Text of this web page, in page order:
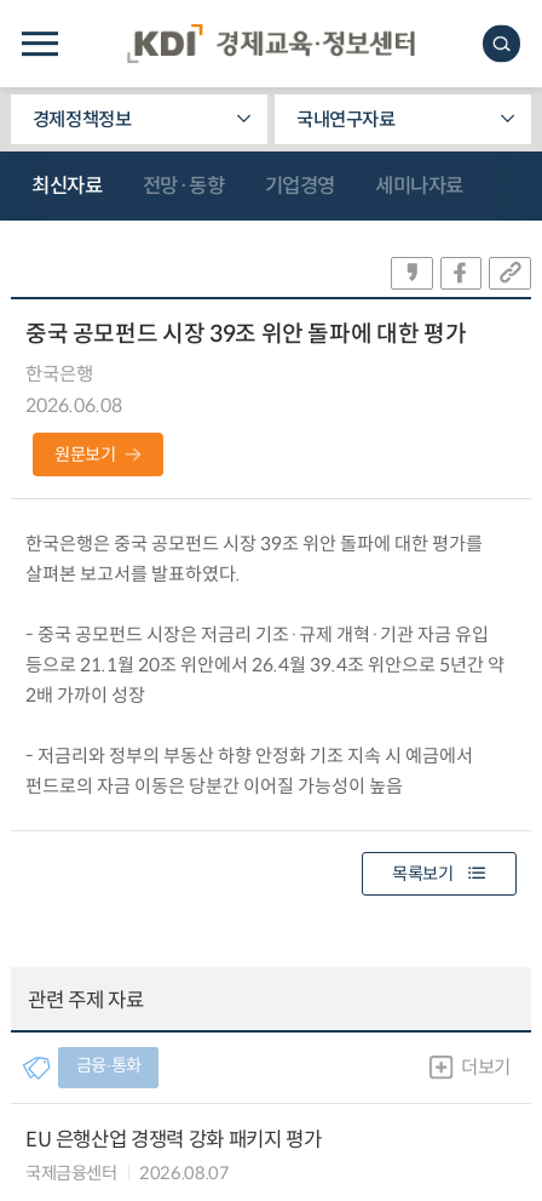
경제정책정보 국내연구자료
최신자료 전망·동향 기업경영 세미나자료
중국 공모펀드 시장 39조 위안 돌파에 대한 평가
한국은행
2026.06.08
원문보기
한국은행은 중국 공모펀드 시장 39조 위안 돌파에 대한 평가를
살펴본 보고서를 발표하였다.
- 중국 공모펀드 시장은 저금리 기조·규제 개혁·기관 자금 유입
등으로 21.1월 20조 위안에서 26.4월 39.4조 위안으로 5년간 약
2배 가까이 성장
- 저금리와 정부의 부동산 하향 안정화 기조 지속 시 예금에서
펀드로의 자금 이동은 당분간 이어질 가능성이 높음
목록보기
관련 주제 자료
금융∙통화 더보기
EU 은행산업 경쟁력 강화 패키지 평가
국제금융센터 2026.08.07